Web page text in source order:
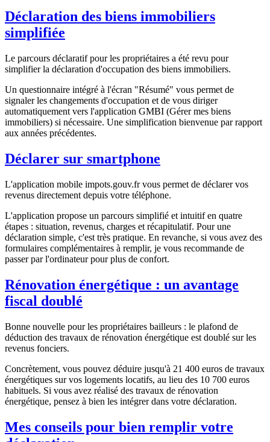
Déclaration des biens immobiliers
simplifiée
Le parcours déclaratif pour les propriétaires a été revu pour
simplifier la déclaration d'occupation des biens immobiliers.
Un questionnaire intégré à l'écran "Résumé" vous permet de
signaler les changements d'occupation et de vous diriger
automatiquement vers l'application GMBI (Gérer mes biens
immobiliers) si nécessaire. Une simplification bienvenue par rapport
aux années précédentes.
Déclarer sur smartphone
L'application mobile impots.gouv.fr vous permet de déclarer vos
revenus directement depuis votre téléphone.
L'application propose un parcours simplifié et intuitif en quatre
étapes : situation, revenus, charges et récapitulatif. Pour une
déclaration simple, c'est très pratique. En revanche, si vous avez des
formulaires complémentaires à remplir, je vous recommande de
passer par l'ordinateur pour plus de confort.
Rénovation énergétique : un avantage
fiscal doublé
Bonne nouvelle pour les propriétaires bailleurs : le plafond de
déduction des travaux de rénovation énergétique est doublé sur les
revenus fonciers.
Concrètement, vous pouvez déduire jusqu'à 21 400 euros de travaux
énergétiques sur vos logements locatifs, au lieu des 10 700 euros
habituels. Si vous avez réalisé des travaux de rénovation
énergétique, pensez à bien les intégrer dans votre déclaration.
Mes conseils pour bien remplir votre